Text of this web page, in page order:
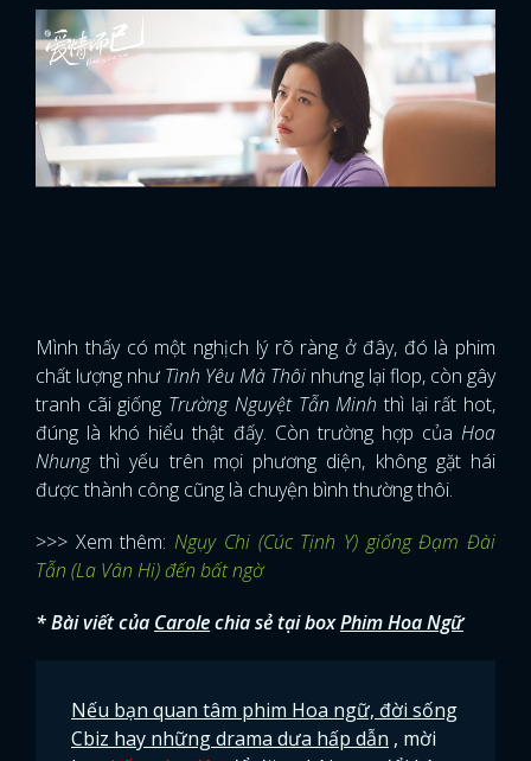
x
ĐĂNG NHẬP
Mình thấy có một nghịch lý rõ ràng ở đây, đó là phim
chất lượng như Tình Yêu Mà Thôi nhưng lại flop, còn gây
tranh cãi giống Trường Nguyệt Tẫn Minh thì lại rất hot,
đúng là khó hiểu thật đấy. Còn trường hợp của Hoa
Nhungthì yếu trên mọi phương diện, không gặt hái
được thành công cũng là chuyện bình thường thôi.
>>> Xem thêm:Ngụy Chi (Cúc Tịnh Y) giống Đạm Đài
Tẫn (La Vân Hi) đến bất ngờ
* Bài viết của Carolechia sẻ tại boxPhim Hoa Ngữ
Nếu bạn quan tâm phim Hoa ngữ, đời sống
Cbiz hay những drama dưa hấp dẫn , mời